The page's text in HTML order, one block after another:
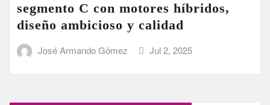
segmento C con motores híbridos,
diseño ambicioso y calidad
José Armando Gómez Jul 2, 2025